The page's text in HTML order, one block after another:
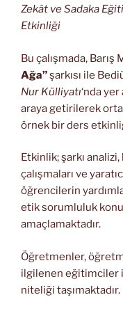
Zekât ve Sadaka
Etkinliği
Bu çalışmada, Barış
Ağa”şarkısı ile
Nur Külliyatı‘nda
araya getirilerek
örnek bir ders
Etkinlik; şarkı
çalışmaları ve
öğrencilerin
etik sorumluluk
amaçlamaktadır.
Öğretmenler,
ilgilenen eğitimciler
niteliği taşımaktadır.